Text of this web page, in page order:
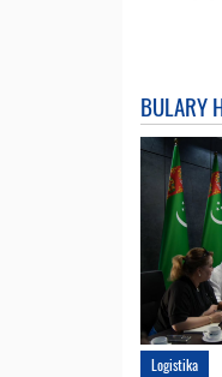
BULARY
Logistika